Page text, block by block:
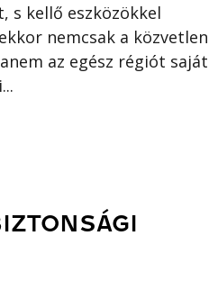
s kellő eszközökkel
nemcsak a közvetlen
az egész régiót saját